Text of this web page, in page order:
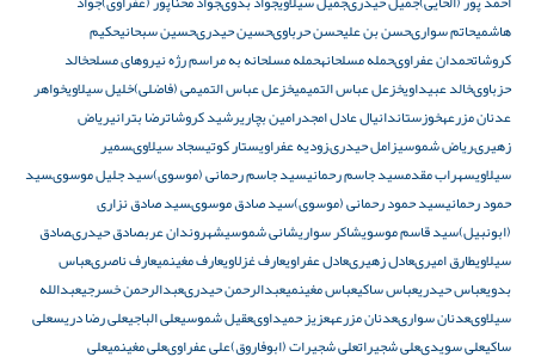
هاشمىحاتم سوارىحسن بن علیحسن حرباوىحسین حیدرىحسین سبحانیحکیم
کروشاتحمدان عفراوىحمله مسلحانهحمله مسلحانه به مراسم رژه نیروهای مسلحخالد
حزباوىخالد عبیداویخزعل عباس التمیمیخزعل عباس التمیمی (فاضلی)خلیل سیلاویخواهر
عدنان مزرعهخوزستاندانیال عادل امجدرامین بچاریرشید کروشاترضا بترانىریاض
زهیرىریاض شموسیزامل حیدرىزودیه عفراویستار کوتىسجاد سیلاوىسمیر
سیلاویسهراب مقدمسید جاسم رحمانىسید جاسم رحمانى (موسوى)سید جلیل موسوىسید
حمود رحمانىسید حمود رحمانى (موسوى)سید صادق موسوىسید صادق نزاری
(ابونبیل)سید قاسم موسویشاکر سواریشانی شموسیشهروندان عربصادق حیدرىصادق
سیلاویطارق اميرىعادل زهیرىعادل عفراویعارف غزلاویعارف مغینمیعارف ناصرىعباس
بدویعباس حیدریعباس ساکىعباس مغینمیعبدالرحمن حیدرىعبدالرحمن خسرجیعبدالله
سیلاوىعدنان سوارىعدنان مزرعهعزیز حمیداوىعقیل شموسیعلى الباجىعلى رضا دریسعلى
ساکىعلى سویدىعلى شجیراتعلى شجیرات (ابوفاروق)على عفراوىعلى مغينمیعلى